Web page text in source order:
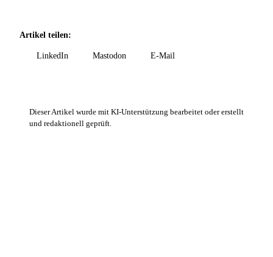
Artikel teilen:
LinkedIn Mastodon E-Mail
Dieser Artikel wurde mit KI-Unterstützung bearbeitet oder erstellt
und redaktionell geprüft.